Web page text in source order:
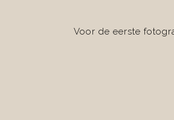
Voor de eerste